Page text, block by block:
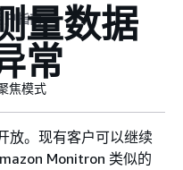
户指南量数据
常
焦模式
放。现有客户可以继续
Monitron 类似的